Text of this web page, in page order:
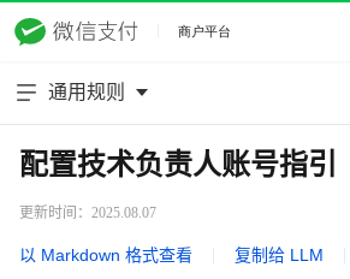
通用规则
配置技术负责人账号指引
更新时间：2025.08.07
以 Markdown 格式查看 复制给 LLM